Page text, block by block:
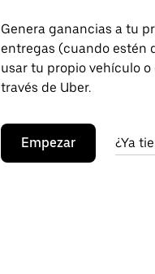
Genera ganancias a tu
entregas (cuando estén
usar tu propio vehículo
través de Uber.
Empezar ¿Ya